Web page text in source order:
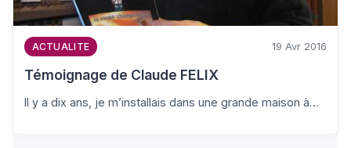
ACTUALITE 19 Avr 2016
Témoignage de Claude FELIX
Il y a dix ans, je m’installais dans une grande maison à…